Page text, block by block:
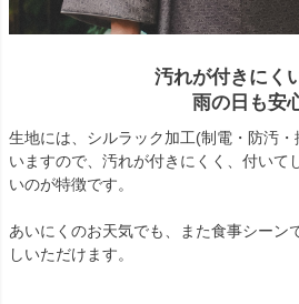
汚れが付きにく
雨の日も安
生地には、シルラック加工(制電・防汚
いますので、汚れが付きにくく、付いて
いのが特徴です。
あいにくのお天気でも、また食事シーン
しいただけます。